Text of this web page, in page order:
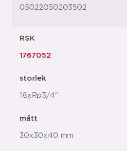
05022050203502
RSK
1767052
storlek
18xRp3/4"
mått
30x30x40 mm